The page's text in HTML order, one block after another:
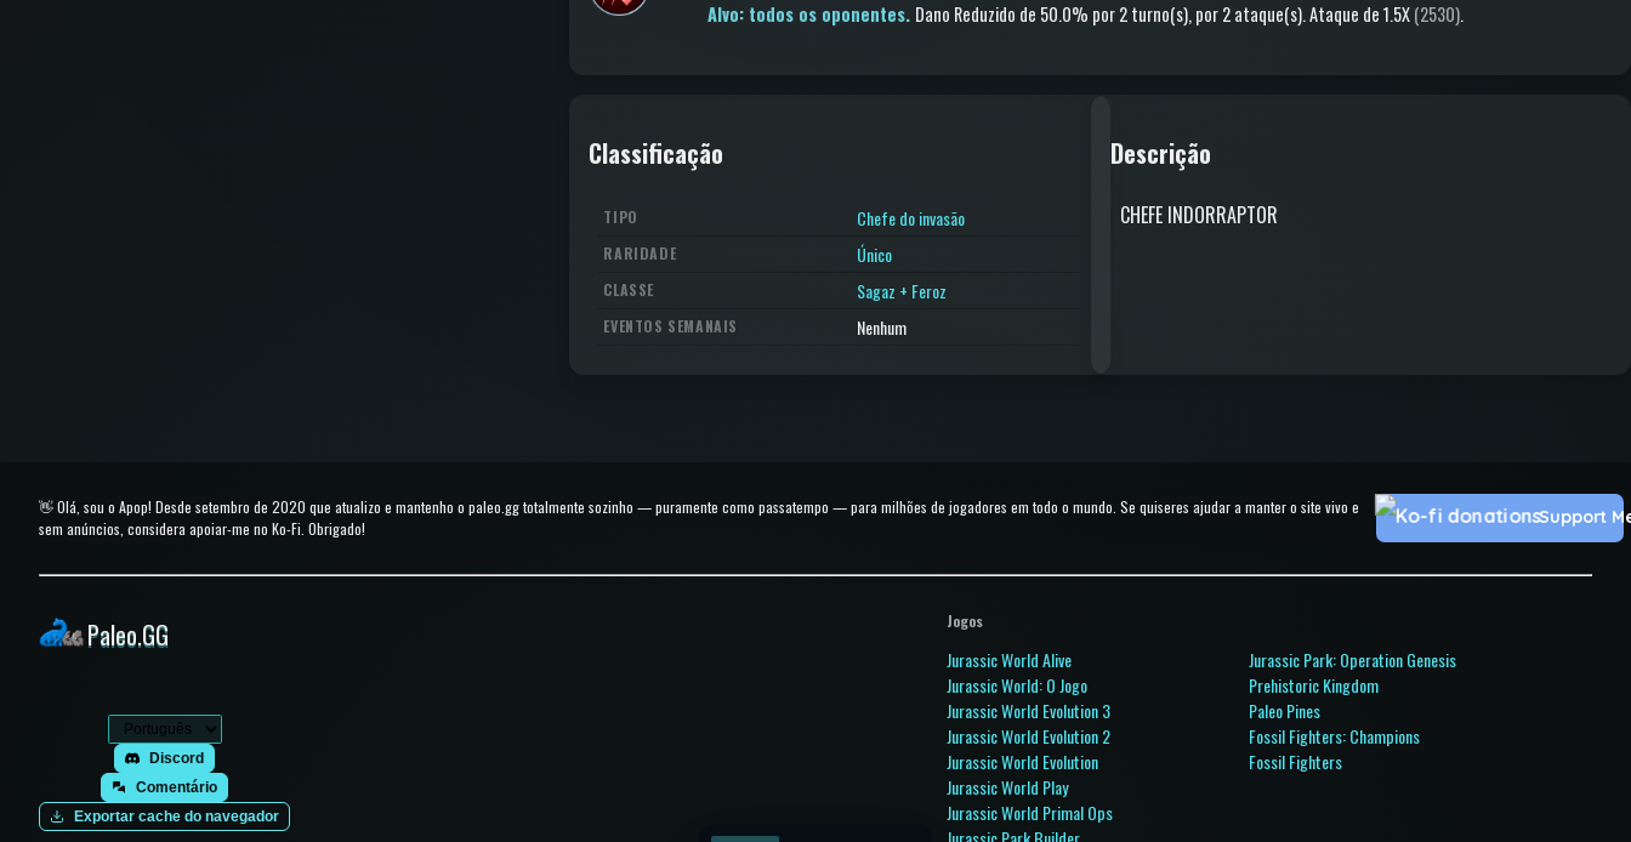
Alvo: todos os oponentes. Dano Reduzido de 50.0% por 2 turno(s), por 2 ataque(s).Ataque de 1.5X(2530).
Classificação
TIPO Chefe do invasão
RARIDADE Único
CLASSE Sagaz + Feroz
EVENTOS SEMANAIS Nenhum
Descrição
CHEFE INDORRAPTOR
👋 Olá, sou o Apop! Desde setembro de 2020 que atualizo e mantenho o paleo.gg totalmente sozinho — puramente como passatempo — para milhões de jogadores em todo o mundo. Se quiseres ajudar a manter o site vivo e
sem anúncios, considera apoiar-me no Ko-Fi. Obrigado!
Support
Paleo.GG
Discord
Comentário
Exportar cache do navegador
Jogos
Jurassic World Alive
Jurassic World: O Jogo
Jurassic World Evolution 3
Jurassic World Evolution 2
Jurassic World Evolution
Jurassic World Play
Jurassic World Primal Ops
Jurassic Park: Operation Genesis
Prehistoric Kingdom
Paleo Pines
Fossil Fighters: Champions
Fossil Fighters